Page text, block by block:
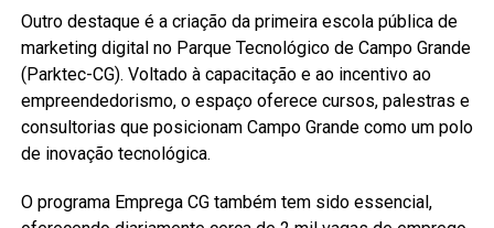
Outro destaque é a criação da primeira escola pública de
marketing digital no Parque Tecnológico de Campo Grande
(Parktec-CG). Voltado à capacitação e ao incentivo ao
empreendedorismo, o espaço oferece cursos, palestras e
consultorias que posicionam Campo Grande como um polo
de inovação tecnológica.
O programa Emprega CG também tem sido essencial,